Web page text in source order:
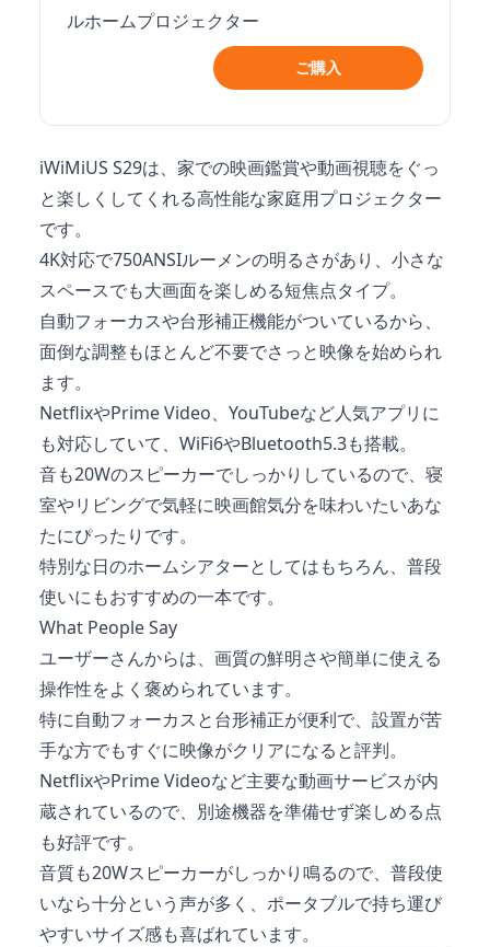
ルホームプロジェクター
ご購入
iWiMiUS S29は、家での映画鑑賞や動画視聴をぐっ
と楽しくしてくれる高性能な家庭用プロジェクター
です。
4K対応で750ANSIルーメンの明るさがあり、小さな
スペースでも大画面を楽しめる短焦点タイプ。
自動フォーカスや台形補正機能がついているから、
面倒な調整もほとんど不要でさっと映像を始められ
ます。
NetflixやPrime Video、YouTubeなど人気アプリに
も対応していて、WiFi6やBluetooth5.3も搭載。
音も20Wのスピーカーでしっかりしているので、寝
室やリビングで気軽に映画館気分を味わいたいあな
たにぴったりです。
特別な日のホームシアターとしてはもちろん、普段
使いにもおすすめの一本です。
What People Say
ユーザーさんからは、画質の鮮明さや簡単に使える
操作性をよく褒められています。
特に自動フォーカスと台形補正が便利で、設置が苦
手な方でもすぐに映像がクリアになると評判。
NetflixやPrime Videoなど主要な動画サービスが内
蔵されているので、別途機器を準備せず楽しめる点
も好評です。
音質も20Wスピーカーがしっかり鳴るので、普段使
いなら十分という声が多く、ポータブルで持ち運び
やすいサイズ感も喜ばれています。